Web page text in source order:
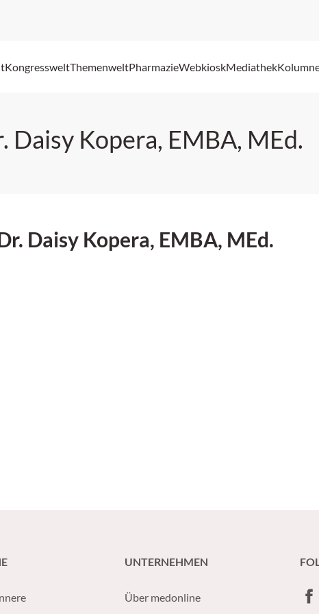
KongressweltThemenweltPharmazieWebkioskMediathek
Daisy Kopera, EMBA, MEd.
Daisy Kopera, EMBA, MEd.
UNTERNEHMEN
Über medonline